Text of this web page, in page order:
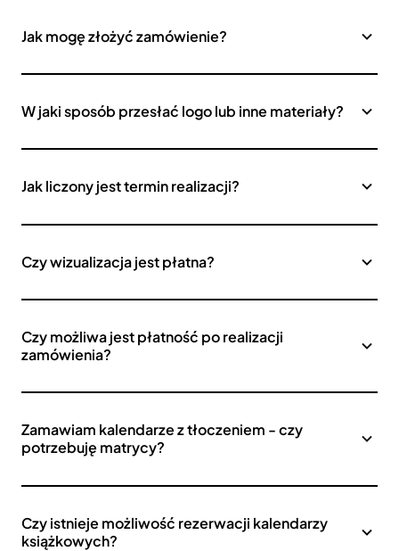
Jak mogę złożyć zamówienie?
W jaki sposób przesłać logo lub inne materiały?
Jak liczony jest termin realizacji?
Czy wizualizacja jest płatna?
Czy możliwa jest płatność po realizacji
zamówienia?
Zamawiam kalendarze z tłoczeniem - czy
potrzebuję matrycy?
Czy istnieje możliwość rezerwacji kalendarzy
książkowych?